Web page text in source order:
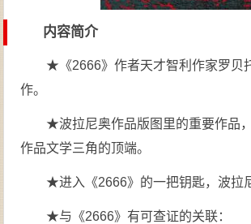
内容简介
★《2666》作者天才智利作家罗贝
作。
★波拉尼奥作品版图里的重要作品
作品文学三角的顶端。
★进入《2666》的一把钥匙，波拉
★与《2666》有可查证的关联：